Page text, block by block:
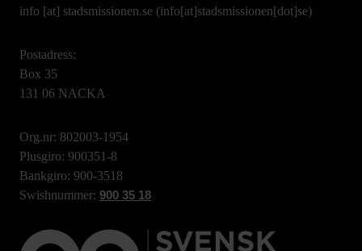
info [at] stadsmissionen.se (info[at]stadsmissionen[dot]se)
Postadress:
Box 35
131 06 NACKA
Org.nr: 802003-1954
Plusgiro: 900351-8
Bankgiro: 900-3518
Swishnummer: 900 35 18